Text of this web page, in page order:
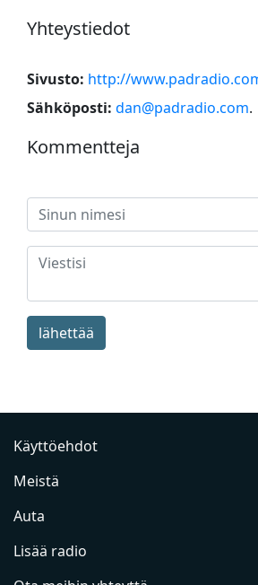
Yhteystiedot
Sivusto: http://
Sähköposti: dan@padradio.com.
Kommentteja
lähettää
Käyttöehdot
Meistä
Auta
Lisää radio